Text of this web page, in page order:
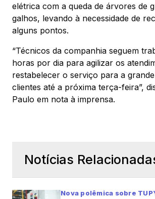
elétrica com a queda de árvores de
galhos, levando à necessidade de
alguns pontos.
“Técnicos da companhia seguem
horas por dia para agilizar os
restabelecer o serviço para a
clientes até a próxima terça-feira”,
Paulo em nota à imprensa.
Notícias
Nova polêmica sobre